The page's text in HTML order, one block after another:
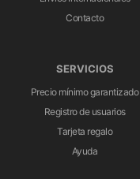
Contacto
SERVICIOS
Precio mínimo garantizado
Registro de usuarios
Tarjeta regalo
Ayuda